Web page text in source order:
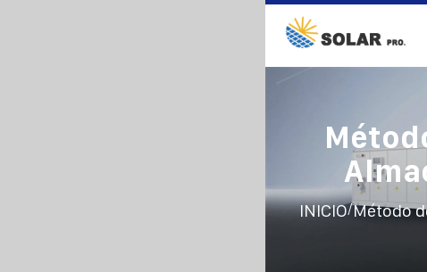
INICIO/Método